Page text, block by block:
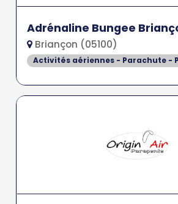
Adrénaline Bungee
Briançon (05100)
Activités aériennes - Parachute -